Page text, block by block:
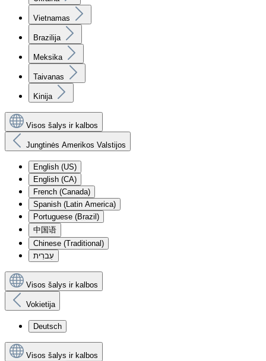
Vietnamas
Brazilija
Meksika
Taivanas
Kinija
Visos šalys ir kalbos
Jungtinės Amerikos Valstijos
English (US)
English (CA)
French (Canada)
Spanish (Latin America)
Portuguese (Brazil)
中国语
Chinese (Traditional)
עִברִית
Visos šalys ir kalbos
Vokietija
Deutsch
Visos šalys ir kalbos